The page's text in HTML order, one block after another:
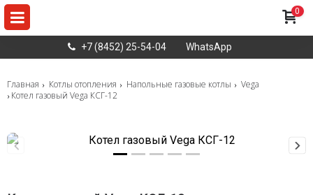
+7 (8452) 25-54-04 WhatsApp
0
Главная Котлы отопления Напольные газовые котлы
Vega
Котел газовый Vega КСГ-12